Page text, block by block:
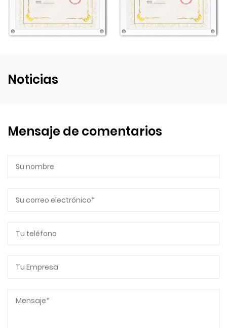
valiosa adición a sus elementos esenciales diarios.
Noticias
Mensaje de comentarios